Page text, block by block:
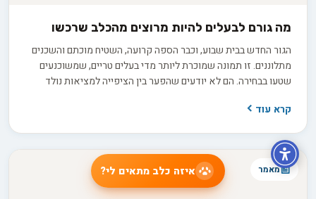
מה גורם לבעלים להיות מרוצים מהכלב שרכשו
הגור החדש בבית שבוע, וכבר הספה קרועה, השטיח מוכתם והשכנים
מתלוננים. זו תמונה שמוכרת ליותר מדי בעלים טריים, שמשוכנעים
שטעו בבחירה. הם לא יודעים שהפער בין הציפייה למציאות נולד
הן ששביעות רצון ארוכת טווח היא תוצאה של החלטות נכונות
קרא עוד
מאמר איזה כלב מתאים לי?